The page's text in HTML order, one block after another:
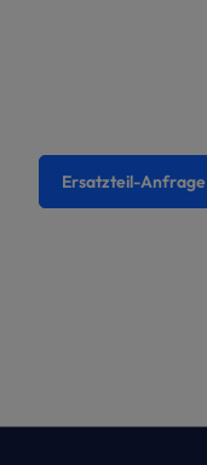
Ersatzteil-Anfrage